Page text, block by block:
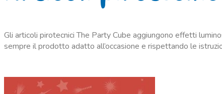
Gli articoli pirotecnici The Party Cube aggiungono effetti
sempre il prodotto adatto all’occasione e rispettando le